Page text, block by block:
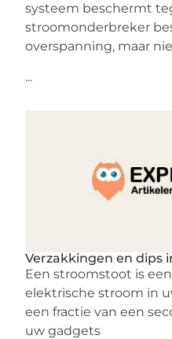
systeem beschermt
stroomonderbreker
overspanning, maar
...
Verzakkingen en dips
Een stroomstoot is
elektrische stroom in
een fractie van een
uw gadgets